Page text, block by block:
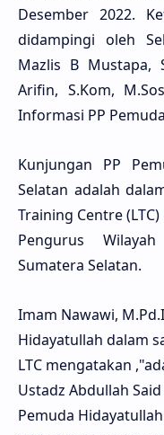
Desember 2022.
didampingi oleh
Mazlis B Mustapa,
Arifin, S.Kom,
Informasi PP
Kunjungan PP
Selatan adalah
Training Centre
Pengurus
Sumatera Selatan.
Imam Nawawi,
Hidayatullah dalam
LTC mengatakan
Ustadz Abdullah
Pemuda